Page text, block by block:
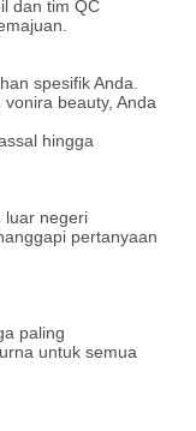
dan tim QC
spesifik Anda.
beauty, Anda
hingga
luar negeri
pertanyaan
paling
untuk semua